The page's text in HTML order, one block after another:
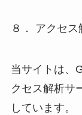
８． アクセス
当サイトは、
クセス解析サ
しています。